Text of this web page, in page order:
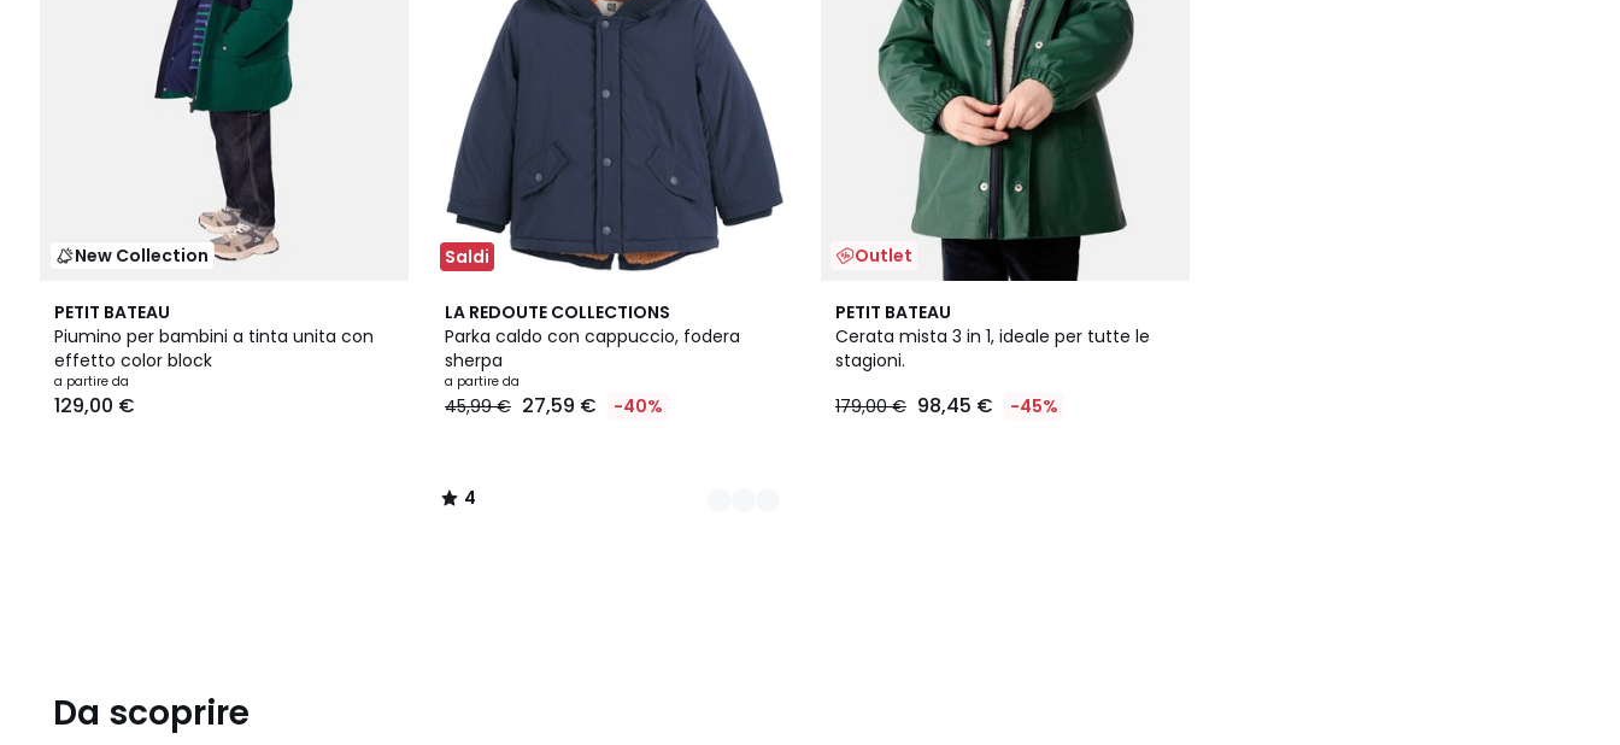
New Collection
PETIT BATEAU
Piumino per bambini a tinta unita con
effetto color block
a partire da
129,00 €
Saldi
LA REDOUTE COLLECTIONS
Parka caldo con cappuccio, fodera
sherpa
a partire da
45,99 € 27,59 € -40%
4
/
5
2
Colori
4
/
Outlet
PETIT BATEAU
Cerata mista 3 in 1, ideale per tutte le
stagioni.
179,00 € 98,45 € -45%
Da scoprire